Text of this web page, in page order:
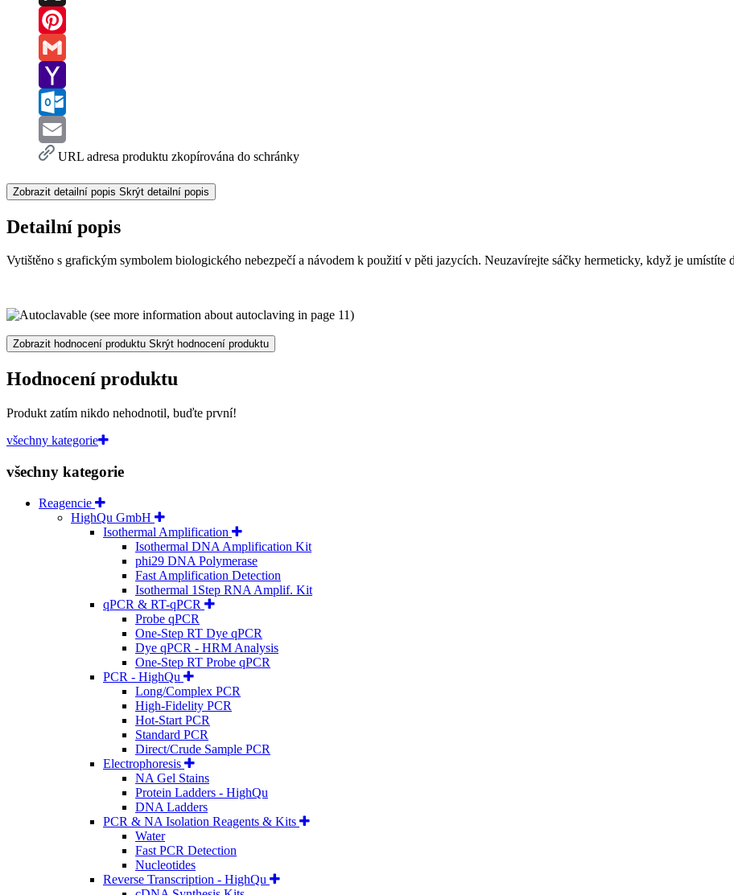
X
Pinterest
Gmail
Yahoo
Mail
Outlook.com
EmailURL adresa produktu zkopírována do schránky
Zobrazit detailní popis Skrýt detailní popis
Detailní popis
Vytištěno s grafickým symbolem biologického nebezpečí a návodem k použití v pěti jazycích. Neuzavírejte sáčky hermeticky, když je umístíte
Zobrazit hodnocení produktu Skrýt hodnocení produktu
Hodnocení produktu
Produkt zatím nikdo nehodnotil, buďte první!
všechny kategorie
všechny kategorie
Reagencie
HighQu GmbH
Isothermal Amplification
Isothermal DNA Amplification Kit
phi29 DNA Polymerase
Fast Amplification Detection
Isothermal 1Step RNA Amplif. Kit
qPCR & RT-qPCR
Probe qPCR
One-Step RT Dye qPCR
Dye qPCR - HRM Analysis
One-Step RT Probe qPCR
PCR - HighQu
Long/Complex PCR
High-Fidelity PCR
Hot-Start PCR
Standard PCR
Direct/Crude Sample PCR
Electrophoresis
NA Gel Stains
Protein Ladders - HighQu
DNA Ladders
PCR & NA Isolation Reagents & Kits
Water
Fast PCR Detection
Nucleotides
Reverse Transcription - HighQu